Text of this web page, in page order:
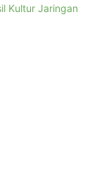
pendirian dimulai.
untuk pembibitan